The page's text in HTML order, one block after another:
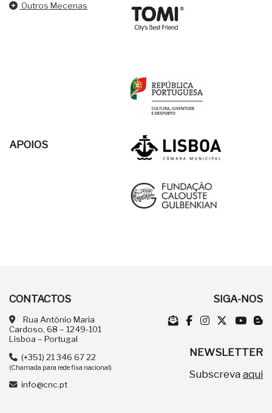
Outros Mecenas
APOIOS
CONTACTOS
Rua António Maria
Cardoso, 68 – 1249-101
Lisboa – Portugal
(+351) 21 346 67 22
(Chamada para rede fixa nacional)
info@cnc.pt
SIGA-NOS
NEWSLETTER
Subscreva aqui